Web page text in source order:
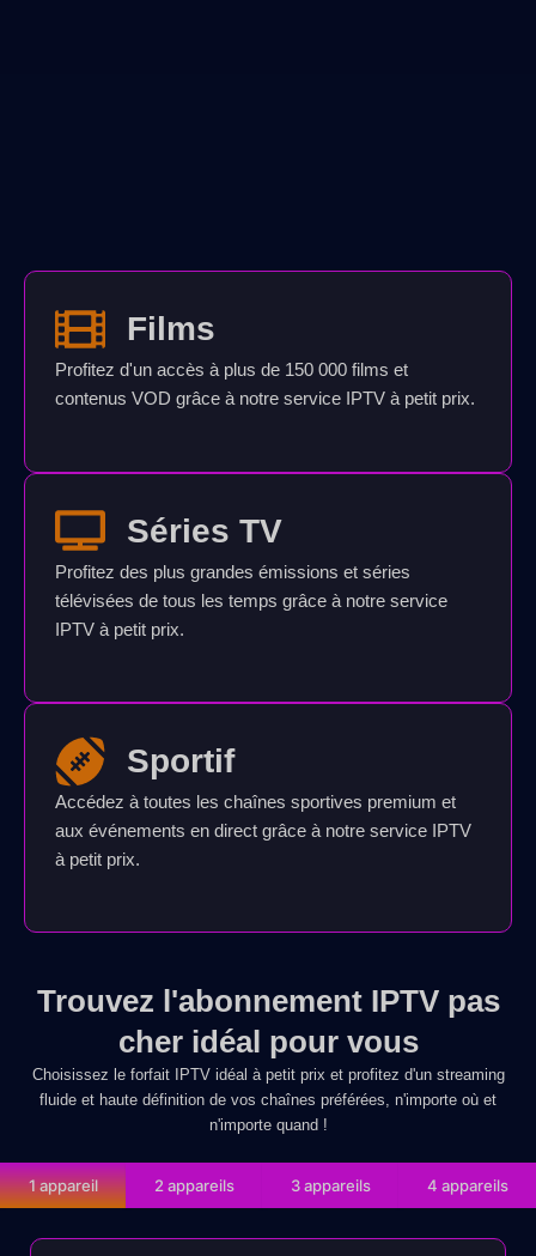
Films
Profitez d'un accès à plus de 150 000 films et
contenus VOD grâce à notre service IPTV à petit prix.
Séries TV
Profitez des plus grandes émissions et séries
télévisées de tous les temps grâce à notre service
IPTV à petit prix.
Sportif
Accédez à toutes les chaînes sportives premium et
aux événements en direct grâce à notre service IPTV
à petit prix.
Trouvez l'abonnement IPTV pas
cher idéal pour vous
Choisissez le forfait IPTV idéal à petit prix et profitez d'un streaming
fluide et haute définition de vos chaînes préférées, n'importe où et
n'importe quand !
1 appareil 2 appareils 3 appareils 4 appareils